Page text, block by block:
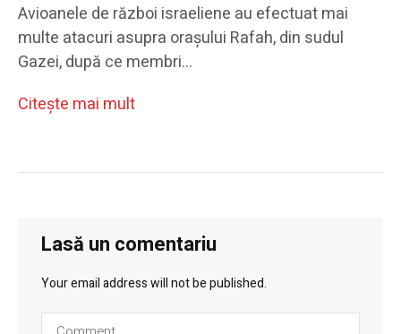
Avioanele de război israeliene au efectuat mai
multe atacuri asupra orașului Rafah, din sudul
Gazei, după ce membri…
Citeşte mai mult
Lasă un comentariu
Your email address will not be published.